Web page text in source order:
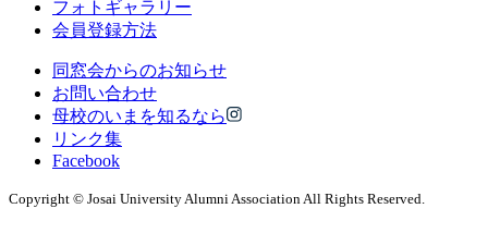
フォトギャラリー
会員登録方法
同窓会からのお知らせ
お問い合わせ
母校のいまを知るなら
リンク集
Facebook
Copyright © Josai University Alumni Association All Rights Reserved.